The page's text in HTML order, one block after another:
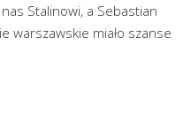
Stalinowi, a Sebastian
warszawskie miało szanse